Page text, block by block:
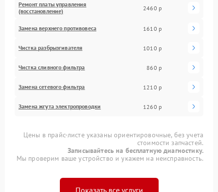
Ремонт платы управления
(восстановление)
2460 р
Замена верхнего противовеса 1610 р
Чистка разбрызгивателя 1010 р
Чистка сливного фильтра 860 р
Замена сетевого фильтра 1210 р
Замена жгута электропроводки 1260 р
Цены в прайс-листе указаны ориентировочные, без учета
стоимости запчастей.
Записывайтесь на бесплатную диагностику.
Мы проверим ваше устройство и укажем на неисправность.
Показать все услуги